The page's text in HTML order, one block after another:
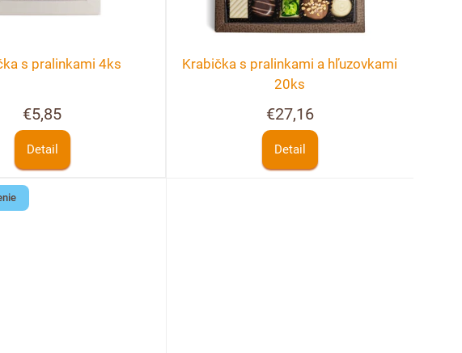
s pralinkami 4ks
€5,85
Detail
Krabička s pralinkami a hľuzovkami
20ks
€27,16
Detail